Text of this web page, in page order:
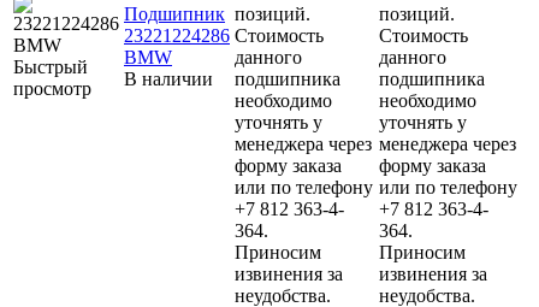
Быстрый
просмотр
Подшипник
23221224286
BMW
В наличии
позиций.
Стоимость
данного
подшипника
необходимо
уточнять у
менеджера через
форму заказа
или по телефону
+7 812 363-4-
364.
Приносим
извинения за
неудобства.
позиций.
Стоимость
данного
подшипника
необходимо
уточнять у
менеджера через
форму заказа
или по телефону
+7 812 363-4-
364.
Приносим
извинения за
неудобства.